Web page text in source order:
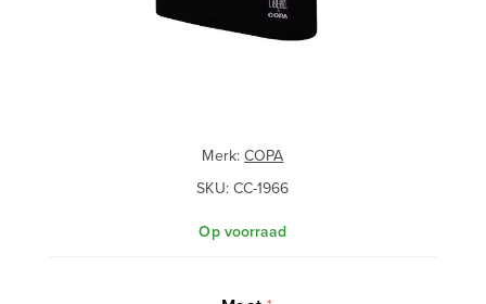
Merk: COPA
SKU: CC-1966
Op voorraad